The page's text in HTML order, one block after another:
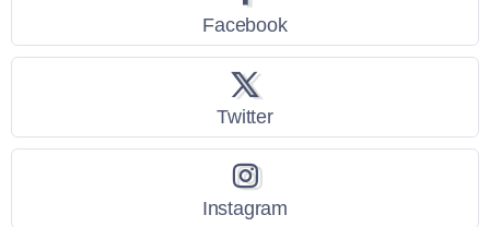
Facebook
Twitter
Instagram